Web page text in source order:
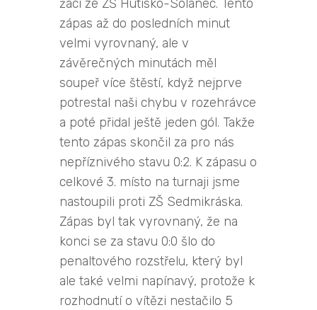
žáci ze ZŠ Hutisko-Solanec. Tento
zápas až do posledních minut
velmi vyrovnaný, ale v
závěrečných minutách měl
soupeř více štěstí, když nejprve
potrestal naši chybu v rozehrávce
a poté přidal ještě jeden gól. Takže
tento zápas skončil za pro nás
nepříznivého stavu 0:2. K zápasu o
celkové 3. místo na turnaji jsme
nastoupili proti ZŠ Sedmikráska.
Zápas byl tak vyrovnaný, že na
konci se za stavu 0:0 šlo do
penaltového rozstřelu, který byl
ale také velmi napínavý, protože k
rozhodnutí o vítězi nestačilo 5